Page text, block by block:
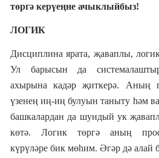
төргә керүеңне ачыклыйбыз!
ЛОГИК
Дисциплина ярата, җаваплы,
Ул барысын да
ахырына кадәр җиткерә. Аның
үзенең иң-иң булуын таныту һәм
башкалардан да шундый ук
көтә. Логик төргә аның
күрүләре бик мөһим. Әгәр дә алай